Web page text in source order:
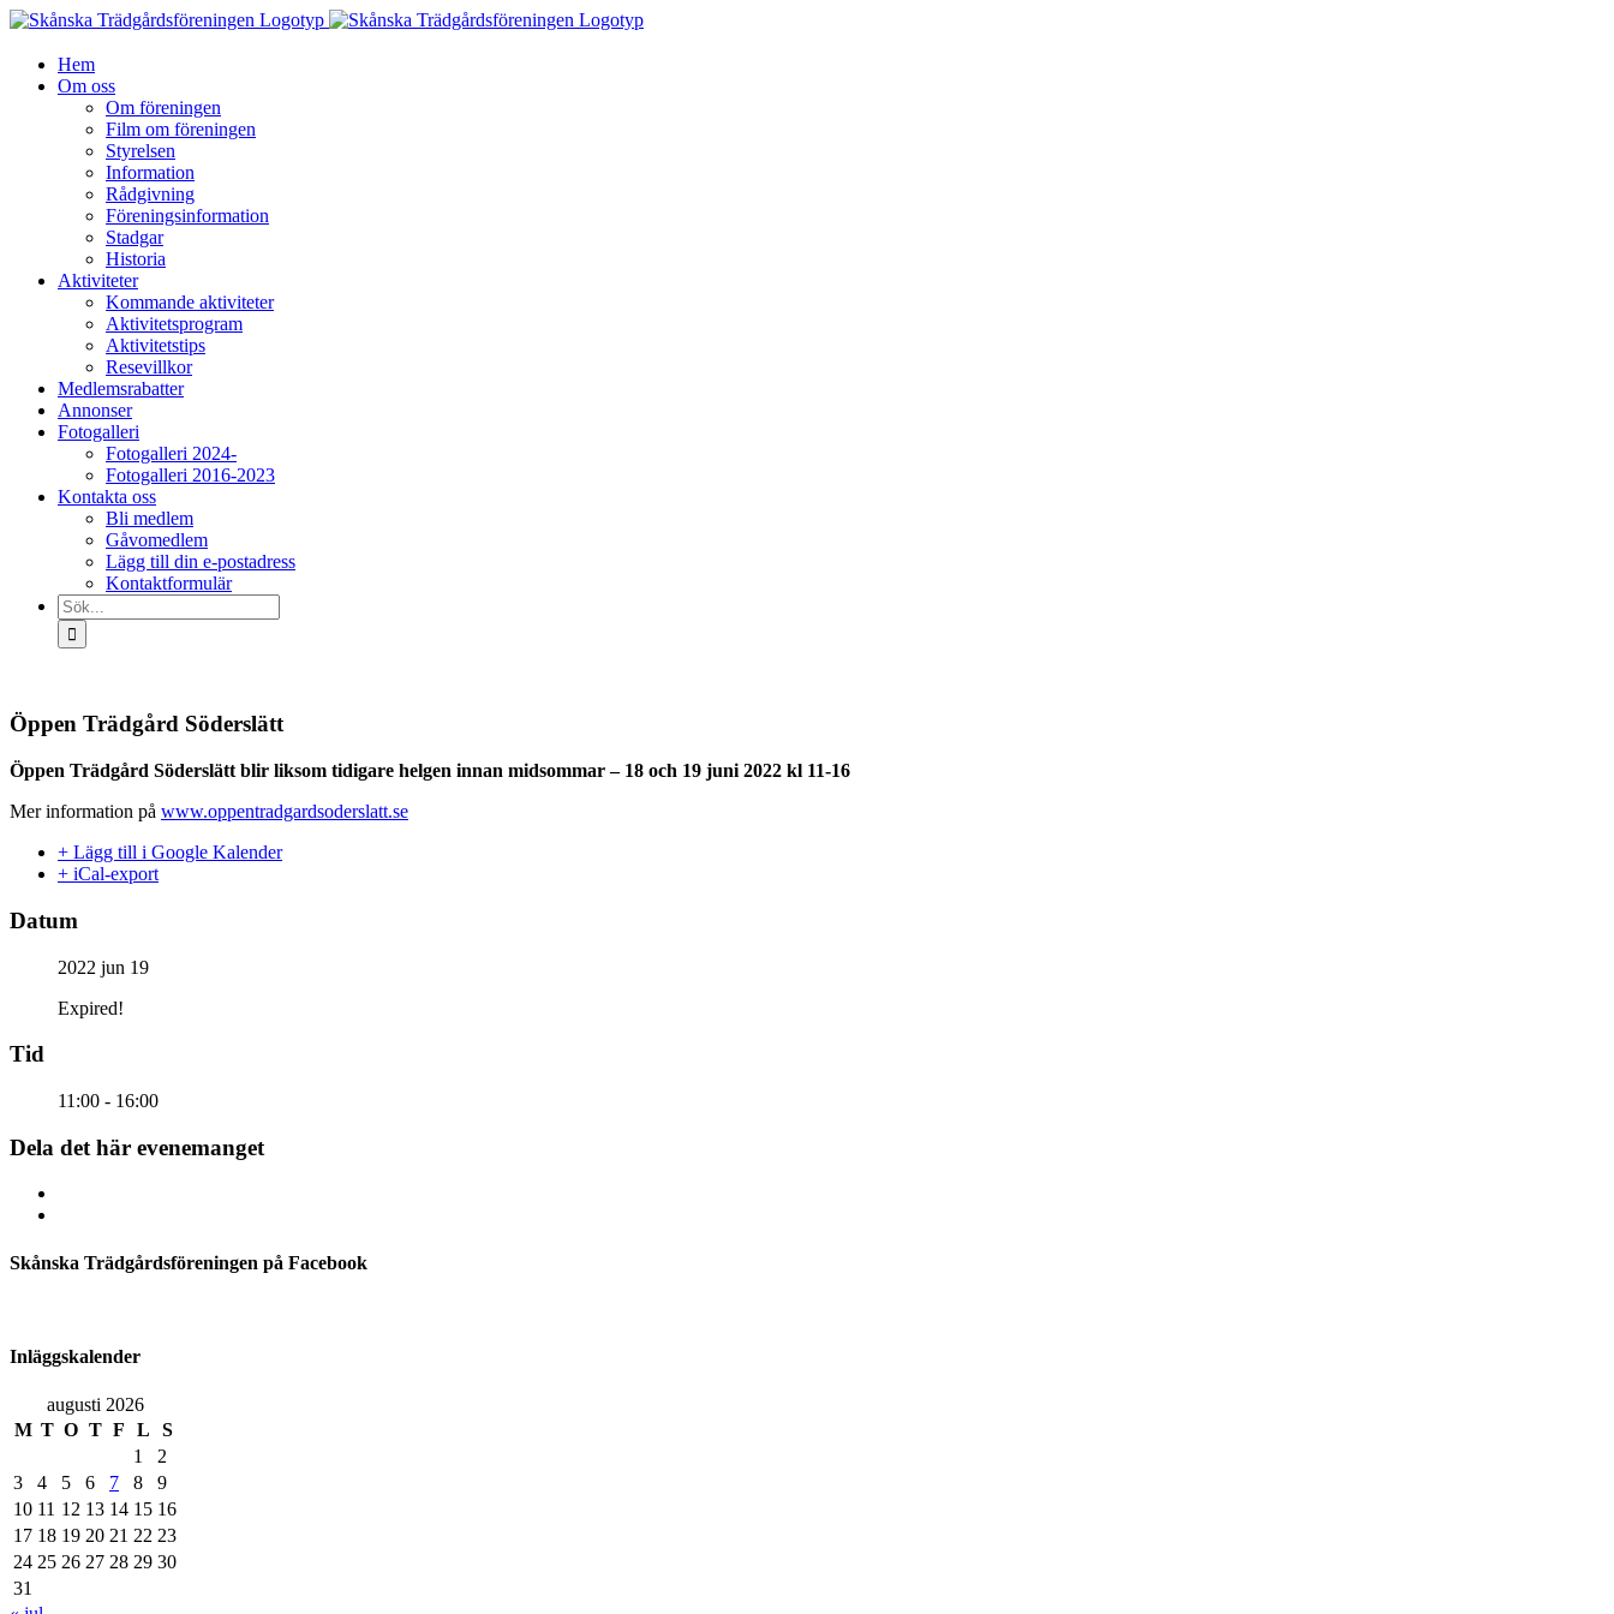
Fortsätt
innehållet
Hem
Om oss
Om föreningen
Film om föreningen
Styrelsen
Information
Rådgivning
Föreningsinformation
Stadgar
Historia
Aktiviteter
Kommande aktiviteter
Aktivitetsprogram
Aktivitetstips
Resevillkor
Medlemsrabatter
Annonser
Fotogalleri
Fotogalleri 2024-
Fotogalleri 2016-2023
Kontakta oss
Bli medlem
Gåvomedlem
Lägg till din e-postadress
Kontaktformulär
Sök
efter:
Öppen Trädgård Söderslätt
Öppen Trädgård Söderslätt blir liksom tidigare helgen innan midsommar – 18 och 19 juni 2022 kl 11-16
Mer information på www.oppentradgardsoderslatt.se
+ Lägg till i Google Kalender
+ iCal-export
Datum
2022 jun 19
Expired!
Tid
11:00 - 16:00
Dela det här evenemanget
Skånska Trädgårdsföreningen på Facebook
Inläggskalender
augusti 2026
M T O T F L
S
1
2
3
4 5 6 7 8
9
10 11 12 13 14 15 16
17 18 19 20 21 22 23
24 25 26 27 28 29 30
31